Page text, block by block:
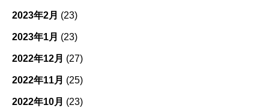
2023年2月 (23)
2023年1月 (23)
2022年12月 (27)
2022年11月 (25)
2022年10月 (23)